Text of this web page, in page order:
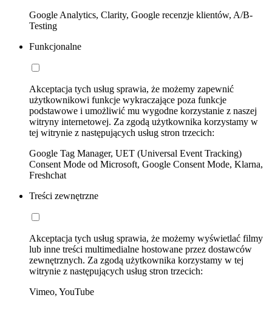
Google Analytics, Clarity, Google recenzje klientów, A/B-
Testing
Funkcjonalne
Akceptacja tych usług sprawia, że możemy zapewnić
użytkownikowi funkcje wykraczające poza funkcje
podstawowe i umożliwić mu wygodne korzystanie z naszej
witryny internetowej. Za zgodą użytkownika korzystamy w
tej witrynie z następujących usług stron trzecich:
Google Tag Manager, UET (Universal Event Tracking)
Consent Mode od Microsoft, Google Consent Mode, Klarna,
Freshchat
Treści zewnętrzne
Akceptacja tych usług sprawia, że możemy wyświetlać filmy
lub inne treści multimedialne hostowane przez dostawców
zewnętrznych. Za zgodą użytkownika korzystamy w tej
witrynie z następujących usług stron trzecich:
Vimeo, YouTube